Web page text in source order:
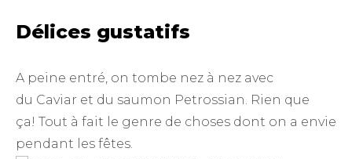
Délices gustatifs
A peine entré, on tombe nez à nez avec
du Caviar et du saumon Petrossian. Rien que
ça! Tout à fait le genre de choses dont on a envie
pendant les fêtes.